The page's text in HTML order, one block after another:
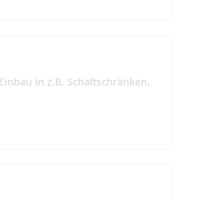
in z.B. Schaltschränken,